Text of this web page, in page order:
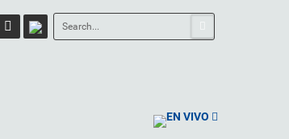
EN VIVO